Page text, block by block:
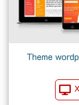
Theme